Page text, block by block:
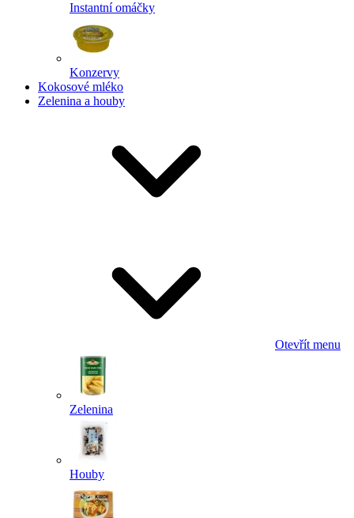
Instantní omáčky
Konzervy
Kokosové mléko
Zelenina a houby
Otevřít menu
Zelenina
Houby